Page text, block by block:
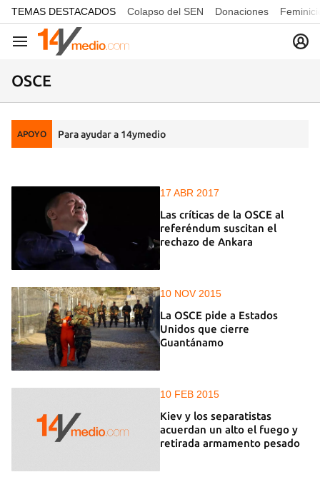
common.go-to-content
TEMAS DESTACADOS Colapso del SEN Donaciones
Navegación
OSCE
APOYO Para ayudar a 14ymedio
17 ABR 2017
Las críticas de la OSCE al
referéndum suscitan el
rechazo de Ankara
10 NOV 2015
La OSCE pide a Estados
Unidos que cierre
Guantánamo
10 FEB 2015
Kiev y los separatistas
acuerdan un alto el fuego y
retirada armamento pesado